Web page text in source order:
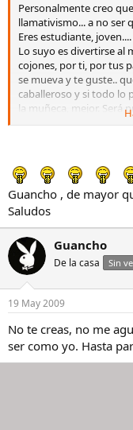
Personalmente creo
llamativismo... a no ser
Eres estudiante, joven....
Lo suyo es divertirse al
cojones, por ti, por tus
se mueva y te guste..
caballeroso y si todo lo
la muñeca, mejor. Será
mañanas con él de
Disfruta tu edad y el ser
no hay nada mejor. YA TE
Si te gusta el reloj y
segundo.
Guancho , de mayor
Saludos
Guancho
De la casa Sin
19 May 2009
No te creas, no me
ser como yo. Hasta